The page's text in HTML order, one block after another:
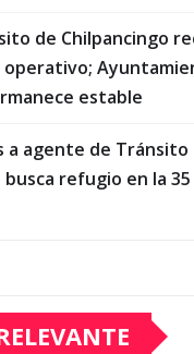
de Chilpancingo
operativo;
estable
a agente de Tránsito
refugio en la